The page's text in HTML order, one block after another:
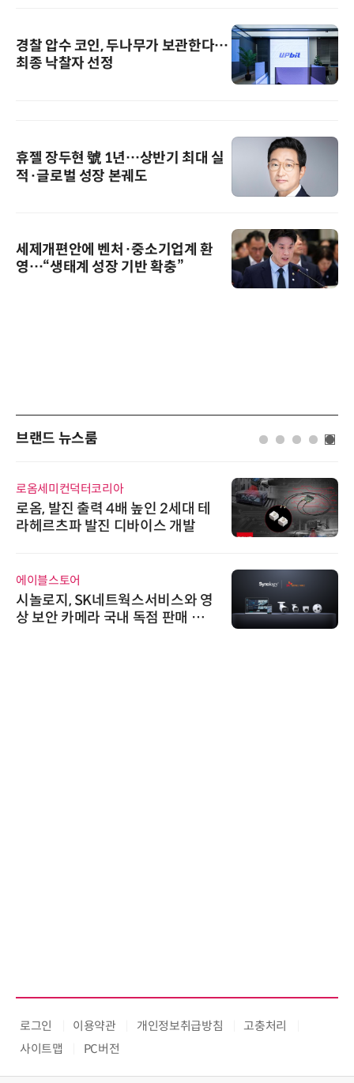
경찰 압수 코인, 두나무가 보관한다…
최종 낙찰자 선정
휴젤 장두현 號 1년…상반기 최대 실
적·글로벌 성장 본궤도
세제개편안에 벤처·중소기업계 환
영…“생태계 성장 기반 확충”
브랜드 뉴스룸
로옴세미컨덕터코리아
로옴, 발진 출력 4배 높인 2세대 테
라헤르츠파 발진 디바이스 개발
에이블스토어
시놀로지, SK네트웍스서비스와 영
상 보안 카메라 국내 독점 판매 파
로그인 이용약관 개인정보취급방침
고충처리
사이트맵
PC버전